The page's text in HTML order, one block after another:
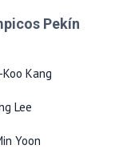
Pekín
Kang
Lee
Yoon